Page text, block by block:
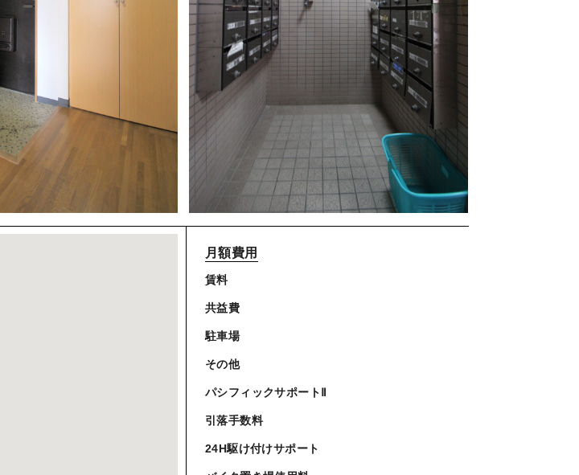
月額費用
賃料
共益費
駐車場
その他
パシフィックサポートⅡ
引落手数料
24H駆け付けサポート